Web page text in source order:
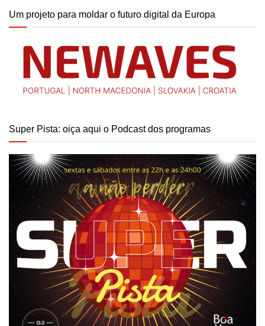
Um projeto para moldar o futuro digital da Europa
Super Pista: oiça aqui o Podcast dos programas